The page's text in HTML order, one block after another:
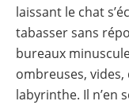
laissant le chat
tabasser sans
bureaux
ombreuses,
labyrinthe. Il n’en